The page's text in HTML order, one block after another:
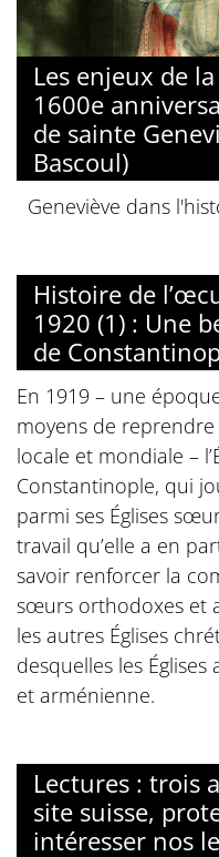
Les enjeux de
1600e
de sainte
Bascoul)
Geneviève dans
Histoire de
1920 (1) : Une
de
En 1919 – une
moyens de reprendre
locale et mondiale –
Constantinople, qui
parmi ses Églises
travail qu’elle a en
savoir renforcer la
sœurs orthodoxes et
les autres Églises
desquelles les
et arménienne.
Lectures : trois
site suisse,
intéresser nos